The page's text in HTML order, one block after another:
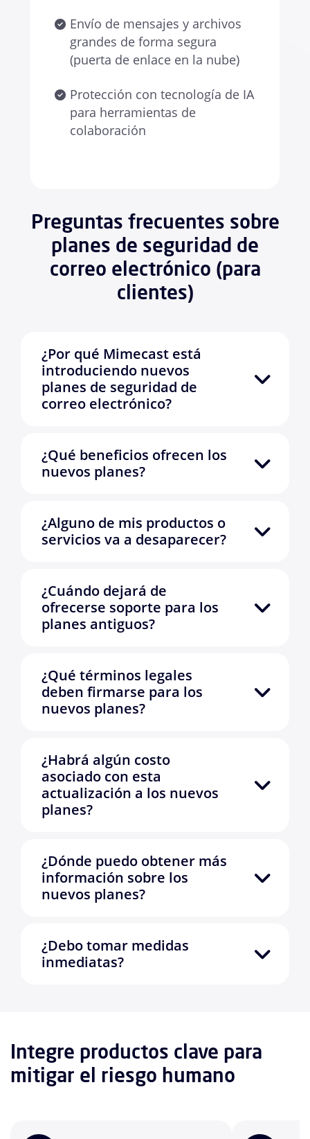
Envío de mensajes y archivos
grandes de forma segura
(puerta de enlace en la nube)
Protección con tecnología de IA
para herramientas de
colaboración
Preguntas frecuentes sobre
planes de seguridad de
correo electrónico (para
clientes)
¿Por qué Mimecast está
introduciendo nuevos
planes de seguridad de
correo electrónico?
¿Qué beneficios ofrecen los
nuevos planes?
¿Alguno de mis productos o
servicios va a desaparecer?
¿Cuándo dejará de
ofrecerse soporte para los
planes antiguos?
¿Qué términos legales
deben firmarse para los
nuevos planes?
¿Habrá algún costo
asociado con esta
actualización a los nuevos
planes?
¿Dónde puedo obtener más
información sobre los
nuevos planes?
¿Debo tomar medidas
inmediatas?
Integre productos clave para
mitigar el riesgo humano